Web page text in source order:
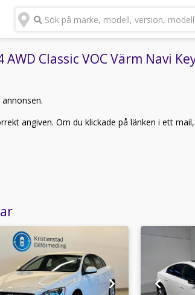
Sök på märke, modell, version,
Classic VOC Värm Navi
angiven. Om du klickade på länken i ett